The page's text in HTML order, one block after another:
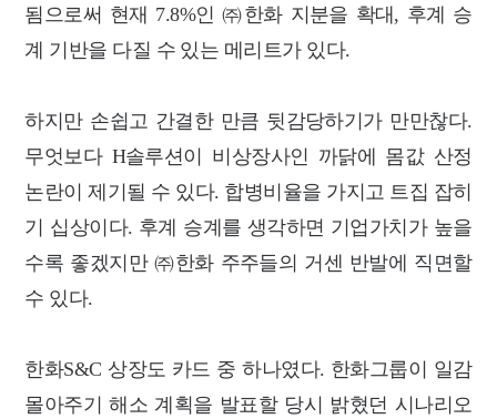
됨으로써 현재 7.8%인 ㈜한화 지분을 확대, 후계 승
계 기반을 다질 수 있는 메리트가 있다.
하지만 손쉽고 간결한 만큼 뒷감당하기가 만만찮다.
무엇보다 H솔루션이 비상장사인 까닭에 몸값 산정
논란이 제기될 수 있다. 합병비율을 가지고 트집 잡히
기 십상이다. 후계 승계를 생각하면 기업가치가 높을
수록 좋겠지만 ㈜한화 주주들의 거센 반발에 직면할
수 있다.
한화S&C 상장도 카드 중 하나였다. 한화그룹이 일감
몰아주기 해소 계획을 발표할 당시 밝혔던 시나리오